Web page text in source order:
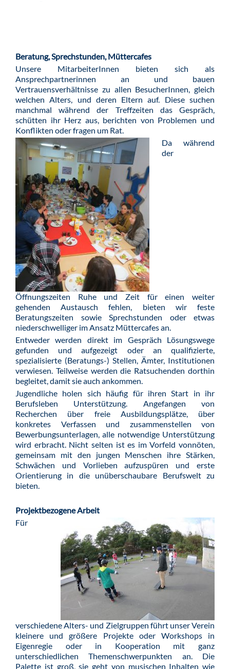
Beratung, Sprechstunden, Müttercafes
Unsere MitarbeiterInnen bieten sich als
Ansprechpartnerinnen an und bauen
Vertrauensverhältnisse zu allen BesucherInnen, gleich
welchen Alters, und deren Eltern auf. Diese suchen
manchmal während der Treffzeiten das Gespräch,
schütten ihr Herz aus, berichten von Problemen und
Konflikten oder fragen um Rat.
Da während
der
Öffnungszeiten Ruhe und Zeit für einen weiter
gehenden Austausch fehlen, bieten wir feste
Beratungszeiten sowie Sprechstunden oder etwas
niederschwelliger im Ansatz Müttercafes an.
Entweder werden direkt im Gespräch Lösungswege
gefunden und aufgezeigt oder an qualifizierte,
spezialisierte (Beratungs-) Stellen, Ämter, Institutionen
verwiesen. Teilweise werden die Ratsuchenden dorthin
begleitet, damit sie auch ankommen.
Jugendliche holen sich häufig für ihren Start in ihr
Berufsleben Unterstützung. Angefangen von
Recherchen über freie Ausbildungsplätze, über
konkretes Verfassen und zusammenstellen von
Bewerbungsunterlagen, alle notwendige Unterstützung
wird erbracht. Nicht selten ist es im Vorfeld vonnöten,
gemeinsam mit den jungen Menschen ihre Stärken,
Schwächen und Vorlieben aufzuspüren und erste
Orientierung in die unüberschaubare Berufswelt zu
bieten.
Projektbezogene Arbeit
Für
verschiedene Alters- und Zielgruppen führt unser Verein
kleinere und größere Projekte oder Workshops in
Eigenregie oder in Kooperation mit ganz
unterschiedlichen Themenschwerpunkten an. Die
Palette ist groß, sie geht von musischen Inhalten wie